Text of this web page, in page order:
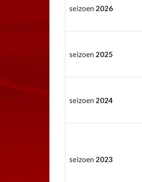
seizoen 2026
seizoen 2025
seizoen 2024
seizoen 2023